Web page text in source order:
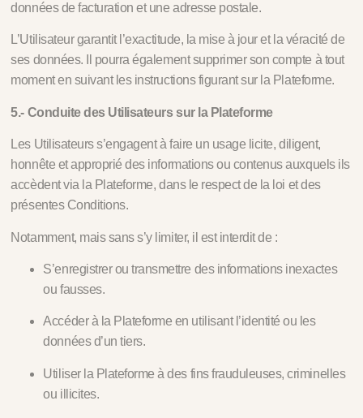
données de facturation et une adresse postale.
L’Utilisateur garantit l’exactitude, la mise à jour et la véracité de
ses données. Il pourra également supprimer son compte à tout
moment en suivant les instructions figurant sur la Plateforme.
5.- Conduite des Utilisateurs sur la Plateforme
Les Utilisateurs s’engagent à faire un usage licite, diligent,
honnête et approprié des informations ou contenus auxquels ils
accèdent via la Plateforme, dans le respect de la loi et des
présentes Conditions.
Notamment, mais sans s’y limiter, il est interdit de :
S’enregistrer ou transmettre des informations inexactes
ou fausses.
Accéder à la Plateforme en utilisant l’identité ou les
données d’un tiers.
Utiliser la Plateforme à des fins frauduleuses, criminelles
ou illicites.